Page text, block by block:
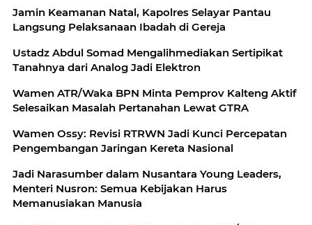
Jamin Keamanan Natal, Kapolres Selayar Pantau
Langsung Pelaksanaan Ibadah di Gereja
Ustadz Abdul Somad Mengalihmediakan Sertipikat
Tanahnya dari Analog Jadi Elektron
Wamen ATR/Waka BPN Minta Pemprov Kalteng Aktif
Selesaikan Masalah Pertanahan Lewat GTRA
Wamen Ossy: Revisi RTRWN Jadi Kunci Percepatan
Pengembangan Jaringan Kereta Nasional
Jadi Narasumber dalam Nusantara Young Leaders,
Menteri Nusron: Semua Kebijakan Harus
Memanusiakan Manusia